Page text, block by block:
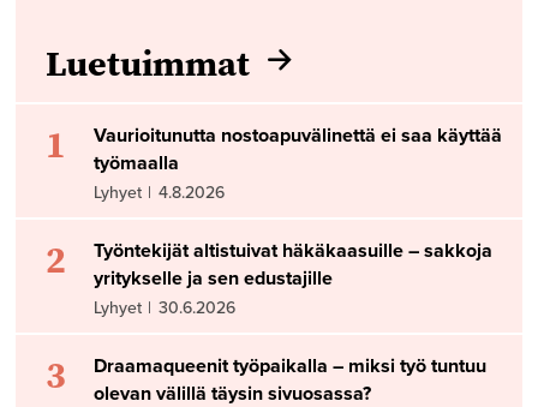
Luetuimmat
1
Vaurioitunutta nostoapuvälinettä ei saa käyttää
työmaalla
Lyhyet | 4.8.2026
2
Työntekijät altistuivat häkäkaasuille – sakkoja
yritykselle ja sen edustajille
Lyhyet | 30.6.2026
3
Draamaqueenit työpaikalla – miksi työ tuntuu
olevan välillä täysin sivuosassa?